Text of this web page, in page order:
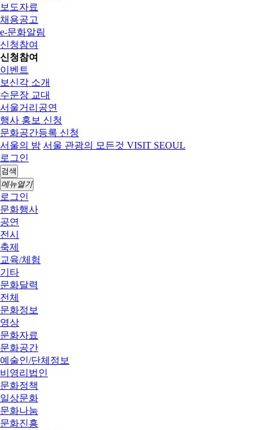
보도자료
채용공고
e-문화알림
신청참여
신청참여
이벤트
보신각 소개
수문장 교대
서울거리공연
행사 홍보 신청
문화공간등록 신청
서울의 밤 서울 관광의 모든것 VISIT SEOUL
로그인
검색
메뉴열기
로그인
문화행사
공연
전시
축제
교육/체험
기타
문화달력
전체
문화정보
영상
문화자료
문화공간
예술인/단체정보
비영리법인
문화정책
일상문화
문화나눔
문화진흥